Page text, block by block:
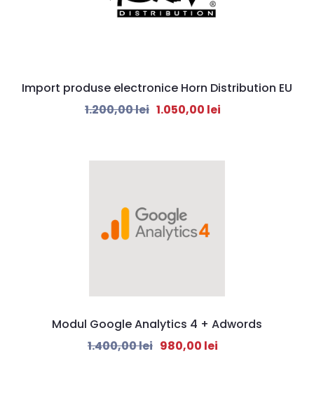
Import produse electronice Horn Distribution EU
1.200,00lei 1.050,00 lei
Modul Google Analytics 4 + Adwords
1.400,00lei 980,00 lei